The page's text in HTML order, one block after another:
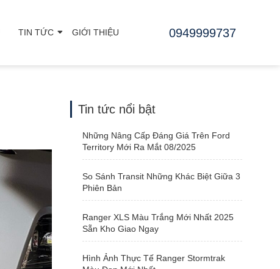
TIN TỨC GIỚI THIỆU 0949999737
Tin tức nổi bật
Những Nâng Cấp Đáng Giá Trên Ford
Territory Mới Ra Mắt 08/2025
So Sánh Transit Những Khác Biệt Giữa 3
Phiên Bản
Ranger XLS Màu Trắng Mới Nhất 2025
Sẵn Kho Giao Ngay
Hình Ảnh Thực Tế Ranger Stormtrak